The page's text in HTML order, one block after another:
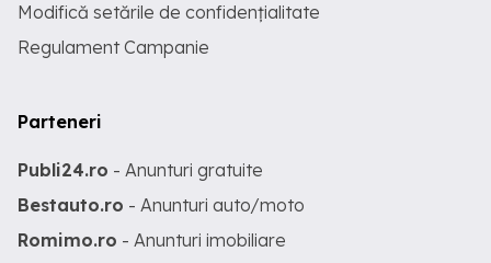
Modifică setările de confidențialitate
Regulament Campanie
Parteneri
Publi24.ro - Anunturi gratuite
Bestauto.ro - Anunturi auto/moto
Romimo.ro - Anunturi imobiliare